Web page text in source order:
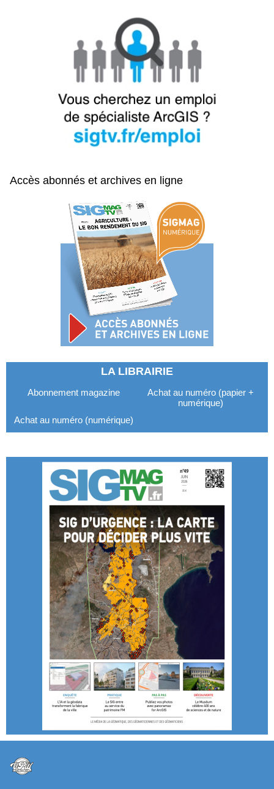
Accès abonnés et archives en ligne
LA LIBRAIRIE
Abonnement magazine
Achat au numéro (papier +
numérique)
Achat au numéro (numérique)